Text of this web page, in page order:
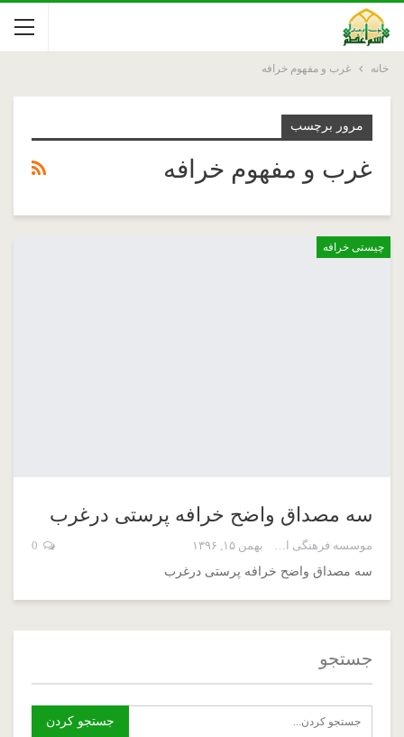
خانه غرب و مفهوم خرافه
مرور برچسب
غرب و مفهوم خرافه
چیستی خرافه
سه مصداق واضح خرافه پرستی درغرب
موسسه فرهنگی اسم اعظم بهمن ۱۵, ۱۳۹۶
سه مصداق واضح خرافه پرستی درغرب
جستجو